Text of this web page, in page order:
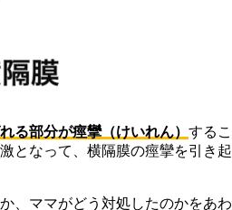
る部分が痙攣（けいれん） するこ
となって、横隔膜の痙攣を引き起
、ママがどう対処したのかをあわ